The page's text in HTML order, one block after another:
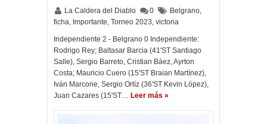
La Caldera del Diablo 0 Belgrano,
ficha, Importante, Torneo 2023, victoria
Independiente 2 - Belgrano 0 Independiente:
Rodrigo Rey; Baltasar Barcia (41'ST Santiago
Salle), Sergio Barreto, Cristian Báez, Ayrton
Costa; Mauricio Cuero (15'ST Braian Martínez),
Iván Marcone, Sergio Ortíz (36'ST Kevin López),
Juan Cazares (15'ST… Leer más »